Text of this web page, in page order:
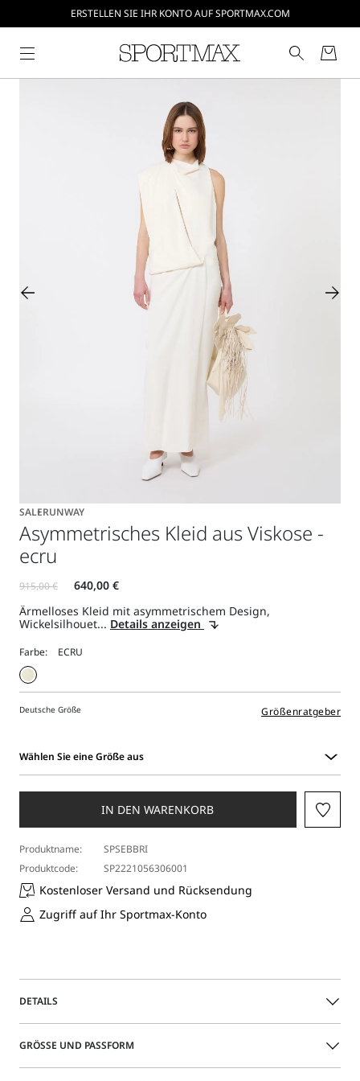
ERSTELLEN SIE IHR KONTO AUF SPORTMAX.COM
SALERUNWAY
Asymmetrisches Kleid aus Viskose -
ecru
Ärmelloses Kleid mit asymmetrischem Design,
Wickelsilhouet... Details anzeigen
Farbe:
Deutsche Größe Größenratgeber
Wählen Sie eine Größe aus
Sie
aus
IN DEN WARENKORB
Produktname:
SPSEBBRI
Produktcode:
SP2221056306001
Kostenloser Versand und Rücksendung
Zugriff auf Ihr Sportmax-Konto
DETAILS
Ärmelloses Kleid mit asymmetrischem Design,
offene Drapierung erzeugt. Der weite Rückenausschnitt ist
GRÖSSE UND PASSFORM